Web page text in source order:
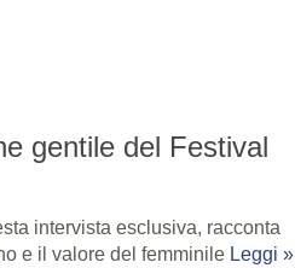
gentile del Festival
intervista esclusiva, racconta
e il valore del femminile Leggi »